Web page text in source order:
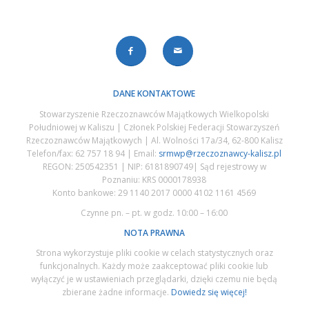
DANE KONTAKTOWE
Stowarzyszenie Rzeczoznawców Majątkowych Wielkopolski
Południowej w Kaliszu | Członek Polskiej Federacji Stowarzyszeń
Rzeczoznawców Majątkowych | Al. Wolności 17a/34, 62-800 Kalisz
Telefon/fax: 62 757 18 94 | Email: srmwp@rzeczoznawcy-kalisz.pl
REGON: 250542351 | NIP: 6181890749| Sąd rejestrowy w
Poznaniu: KRS 0000178938
Konto bankowe: 29 1140 2017 0000 4102 1161 4569
Czynne pn. – pt. w godz. 10:00 – 16:00
NOTA PRAWNA
Strona wykorzystuje pliki cookie w celach statystycznych oraz
funkcjonalnych. Każdy może zaakceptować pliki cookie lub
wyłączyć je w ustawieniach przeglądarki, dzięki czemu nie będą
zbierane żadne informacje. Dowiedz się więcej!